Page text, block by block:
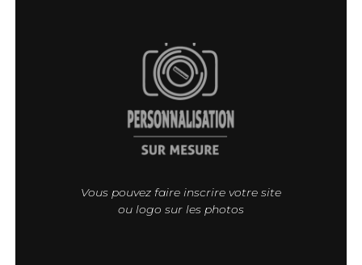
Vous pouvez faire inscrire votre site
ou logo sur les photos